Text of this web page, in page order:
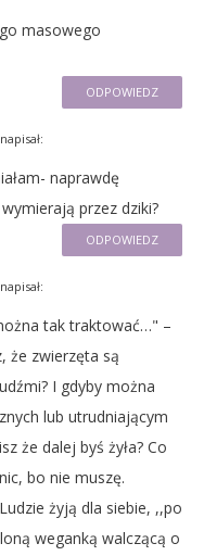
masowego
ODPOWIEDZ
napisał:
naprawdę
przez dziki?
ODPOWIEDZ
napisał:
tak traktować…" –
że zwierzęta są
I gdyby można
lub utrudniającym
że dalej byś żyła? Co
bo nie muszę.
żyją dla siebie, ,,po
weganką walczącą o